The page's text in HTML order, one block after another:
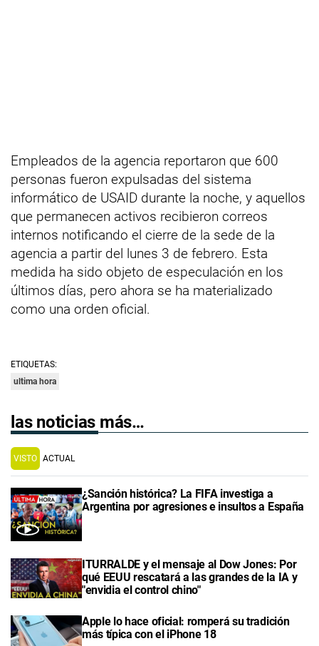
Empleados de la agencia reportaron que 600
personas fueron expulsadas del sistema
informático de USAID durante la noche, y aquellos
que permanecen activos recibieron correos
internos notificando el cierre de la sede de la
agencia a partir del lunes 3 de febrero. Esta
medida ha sido objeto de especulación en los
últimos días, pero ahora se ha materializado
como una orden oficial.
ETIQUETAS:
ultima hora
las noticias más…
VISTO ACTUAL
¿Sanción histórica? La FIFA investiga a
Argentina por agresiones e insultos a España
ITURRALDE y el mensaje al Dow Jones: Por
qué EEUU rescatará a las grandes de la IA y
"envidia el control chino"
Apple lo hace oficial: romperá su tradición
más típica con el iPhone 18